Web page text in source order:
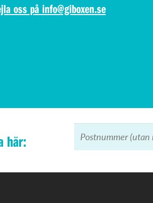
oss på info@giboxen.se
här: